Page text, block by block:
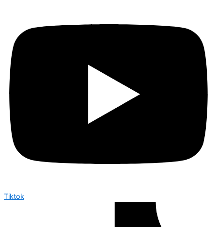
Tiktok